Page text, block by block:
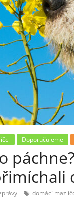
Doporučujeme
domácí